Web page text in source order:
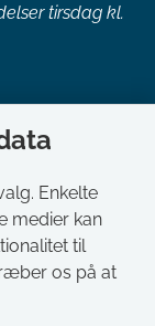
tirsdag kl.
Enkelte
medier kan
til
os på at